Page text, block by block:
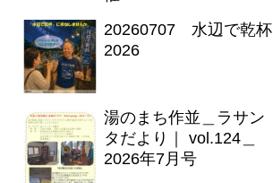
20260707 水辺で乾杯
2026
湯のまち作並＿ラサン
タだより｜ vol.124＿
2026年7月号